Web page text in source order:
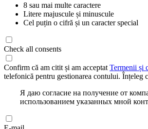
8 sau mai multe caractere
Litere majuscule și minuscule
Cel puțin o cifră și un caracter special
Check all consents
Confirm că am citit și am acceptat Termenii și
telefonică pentru gestionarea contului. Înțeleg
Я даю согласие на получение от
использованием указанных мной